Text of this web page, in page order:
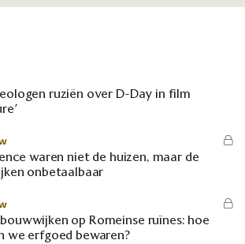
ruziën over D-Day in film
waren niet de huizen, maar de
onbetaalbaar
op Romeinse ruïnes: hoe
we erfgoed bewaren?